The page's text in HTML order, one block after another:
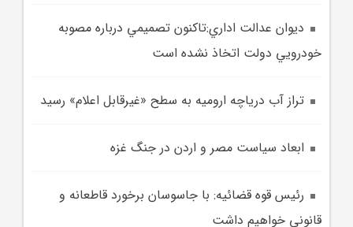
ديوان عدالت اداري:تاکنون تصميمي درباره مصوبه
خودرويي دولت اتخاذ نشده است
تراز آب درياچه اروميه به سطح «غيرقابل اعلام» رسيد
ابعاد سياست مصر و اردن در جنگ غزه
رئيس قوه قضائيه: با جاسوسان برخورد قاطعانه و
قانوني خواهيم داشت